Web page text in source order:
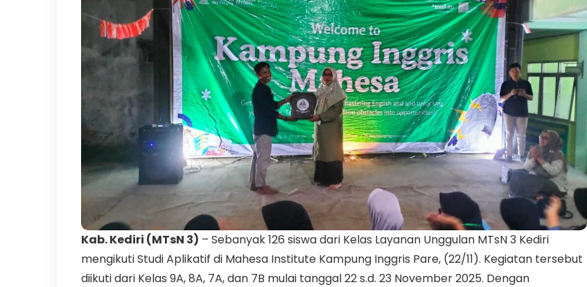
Kab. Kediri (MTsN 3) – Sebanyak 126 siswa dari Kelas Layanan Unggulan MTsN 3 Kediri
mengikuti Studi Aplikatif di Mahesa Institute Kampung Inggris Pare, (22/11). Kegiatan tersebut
diikuti dari Kelas 9A, 8A, 7A, dan 7B mulai tanggal 22 s.d. 23 November 2025. Dengan